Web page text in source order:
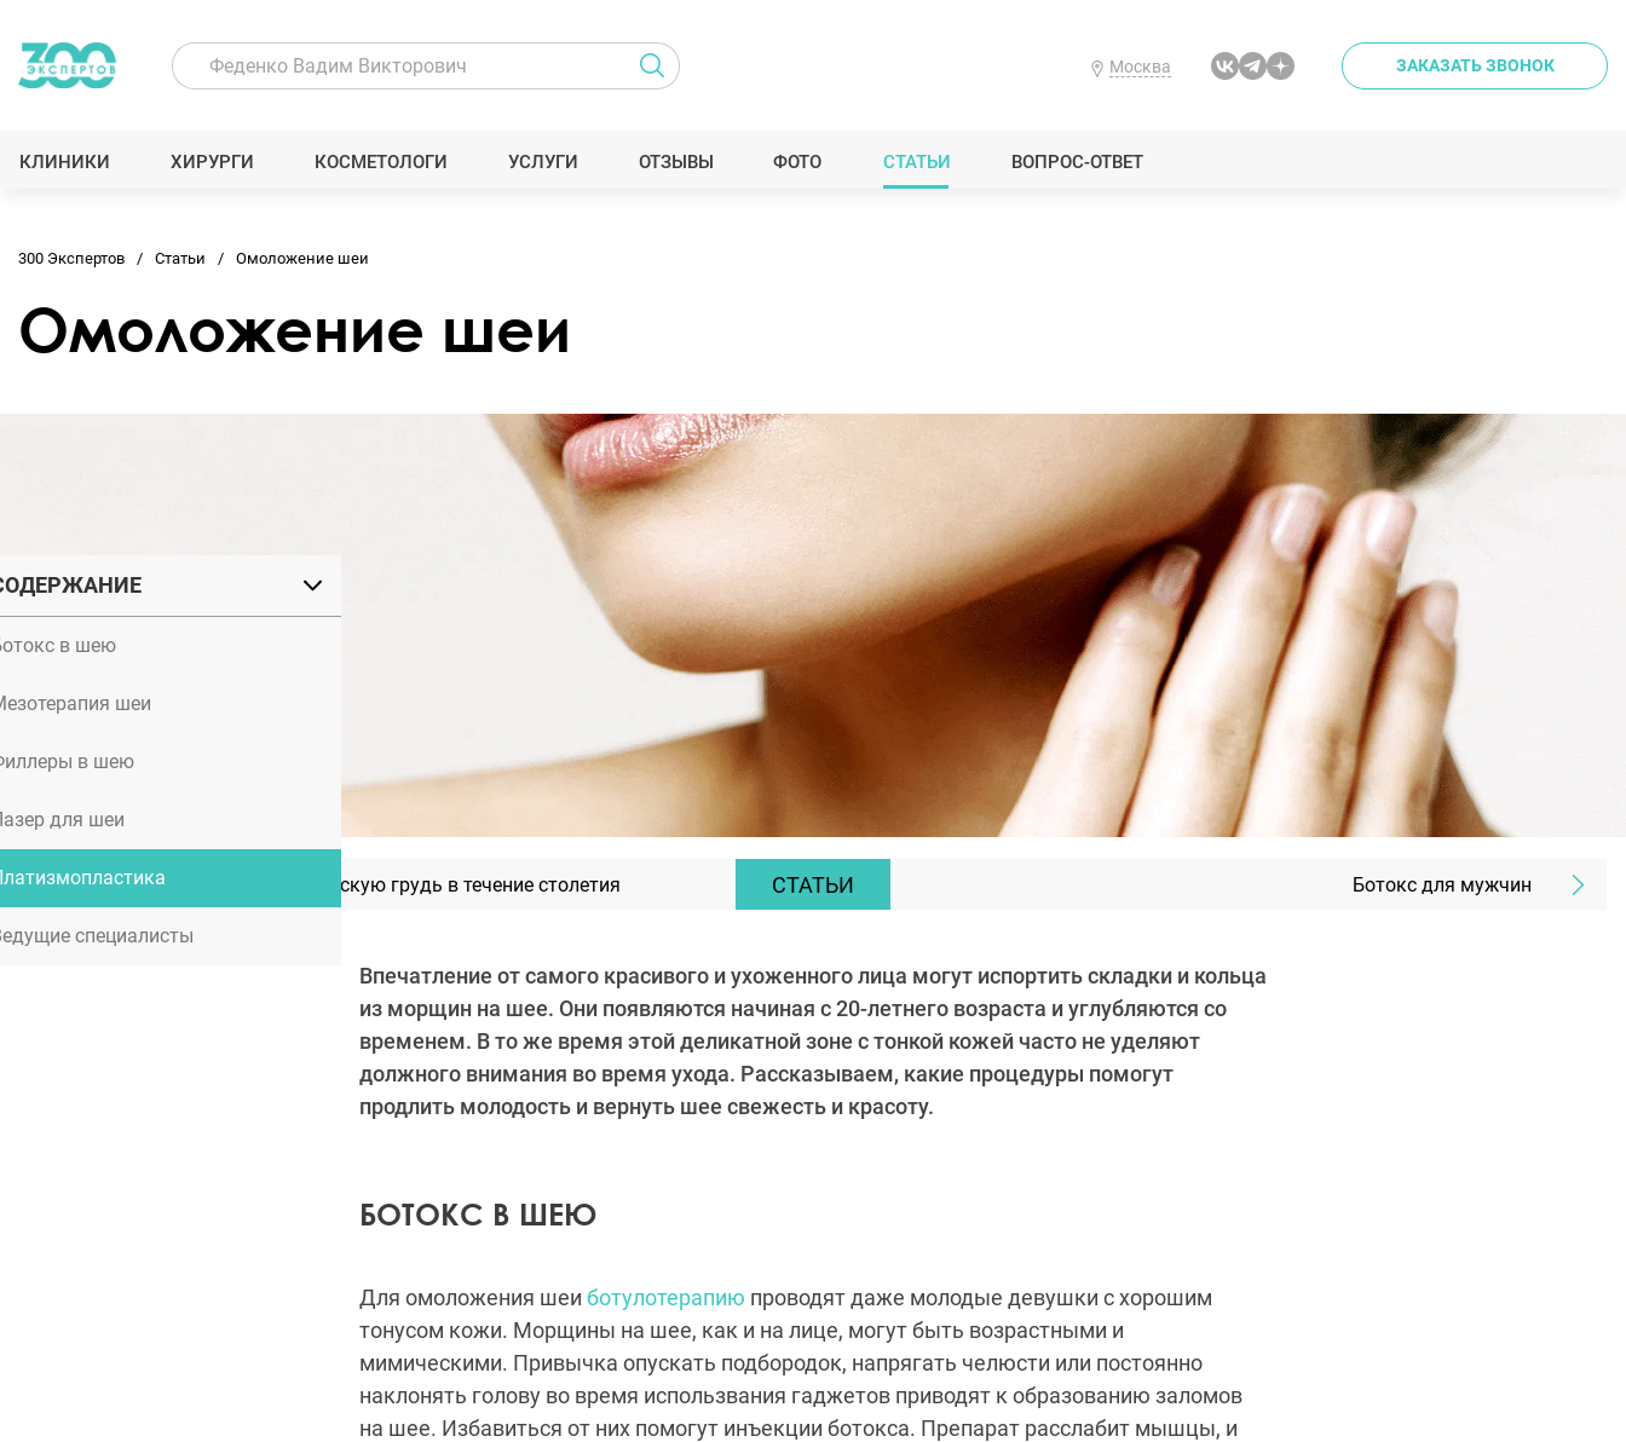
Москва ЗАКАЗАТЬ ЗВОНОК
КЛИНИКИ ХИРУРГИ КОСМЕТОЛОГИ УСЛУГИ ОТЗЫВЫ ФОТО СТАТЬИ ВОПРОС-ОТВЕТ
в шею
шеи
в шею
для шеи
специалисты
300 Экспертов Статьи Омоложение шеи
Омоложение шеи
Как менялась мода на женскую грудь в течение столетия СТАТЬИ Ботокс для мужчин
Впечатление от самого красивого и ухоженного лица могут испортить складки и кольца
из морщин на шее. Они появляются начиная с 20-летнего возраста и углубляются со
временем. В то же время этой деликатной зоне с тонкой кожей часто не уделяют
должного внимания во время ухода. Рассказываем, какие процедуры помогут
продлить молодость и вернуть шее свежесть и красоту.
БОТОКС В ШЕЮ
Для омоложения шеи ботулотерапию проводят даже молодые девушки с хорошим
тонусом кожи. Морщины на шее, как и на лице, могут быть возрастными и
мимическими. Привычка опускать подбородок, напрягать челюсти или постоянно
наклонять голову во время использвания гаджетов приводят к образованию заломов
на шее. Избавиться от них помогут инъекции ботокса. Препарат расслабит мышцы, и